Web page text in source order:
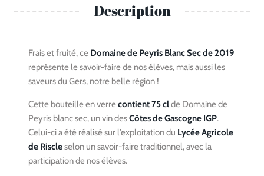
Description
Frais et fruité, ce Domaine de Peyris Blanc Sec de 2019
représente le savoir-faire de nos élèves, mais aussi les
saveurs du Gers, notre belle région !
Cette bouteille en verrecontient 75 clde Domaine de
Peyris blanc sec, un vin desCôtes de Gascogne IGP.
Celui-ci a été réalisé sur l’exploitation du Lycée Agricole
de Riscleselon un savoir-faire traditionnel, avec la
participation de nos élèves.